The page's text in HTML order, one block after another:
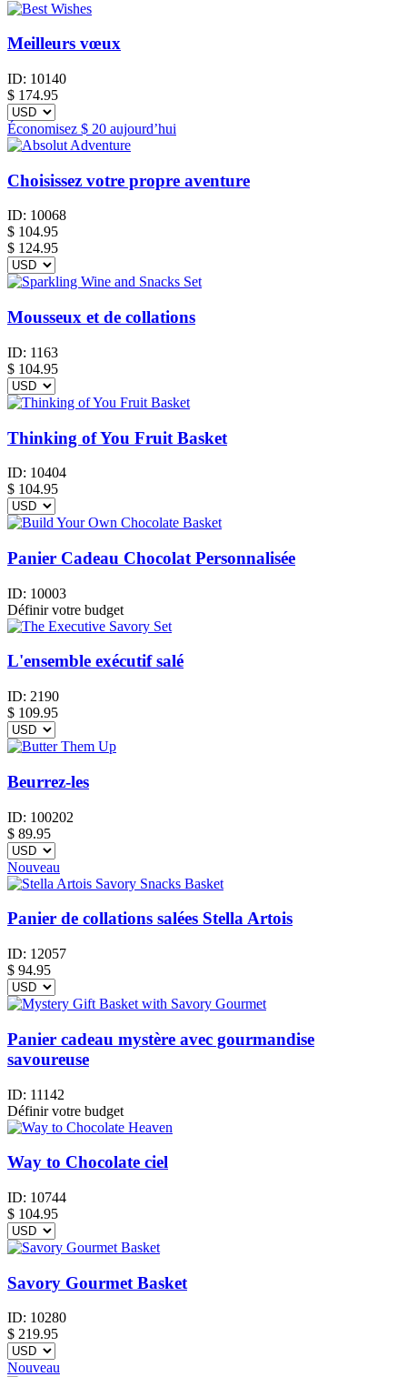
Meilleurs vœux
ID: 10140
$ 174.95
Économisez $ 20 aujourd’hui
Choisissez votre propre aventure
ID: 10068
$ 104.95
$ 124.95
Mousseux et de collations
ID: 1163
$ 104.95
Thinking of You Fruit Basket
ID: 10404
$ 104.95
Panier Cadeau Chocolat Personnalisée
ID: 10003
Définir votre budget
L'ensemble exécutif salé
ID: 2190
$ 109.95
Beurrez-les
ID: 100202
$ 89.95
Nouveau
Panier de collations salées Stella Artois
ID: 12057
$ 94.95
Panier cadeau mystère avec gourmandise
savoureuse
ID: 11142
Définir votre budget
Way to Chocolate ciel
ID: 10744
$ 104.95
Savory Gourmet Basket
ID: 10280
$ 219.95
Nouveau